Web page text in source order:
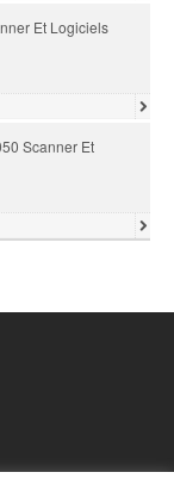
Et Logiciels
Scanner Et